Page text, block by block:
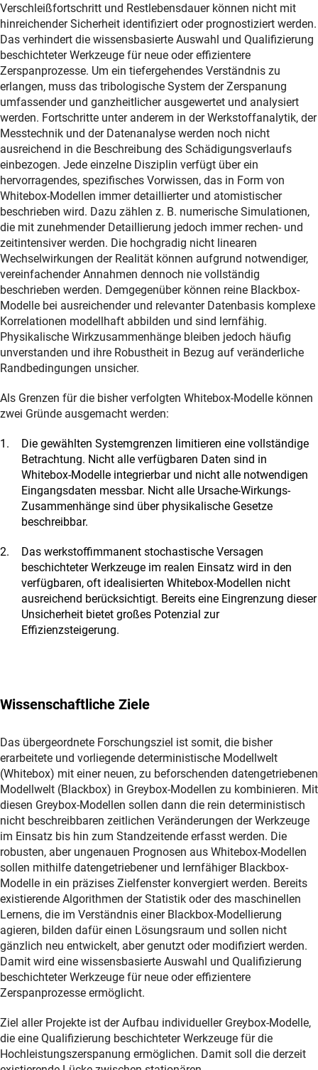
Verschleißfortschritt und Restlebensdauer können nicht mit
hinreichender Sicherheit identifiziert oder prognostiziert werden.
Das verhindert die wissensbasierte Auswahl und Qualifizierung
beschichteter Werkzeuge für neue oder effizientere
Zerspanprozesse. Um ein tiefergehendes Verständnis zu
erlangen, muss das tribologische System der Zerspanung
umfassender und ganzheitlicher ausgewertet und analysiert
werden. Fortschritte unter anderem in der Werkstoffanalytik, der
Messtechnik und der Datenanalyse werden noch nicht
ausreichend in die Beschreibung des Schädigungsverlaufs
einbezogen. Jede einzelne Disziplin verfügt über ein
hervorragendes, spezifisches Vorwissen, das in Form von
Whitebox-Modellen immer detaillierter und atomistischer
beschrieben wird. Dazu zählen z. B. numerische Simulationen,
die mit zunehmender Detaillierung jedoch immer rechen- und
zeitintensiver werden. Die hochgradig nicht linearen
Wechselwirkungen der Realität können aufgrund notwendiger,
vereinfachender Annahmen dennoch nie vollständig
beschrieben werden. Demgegenüber können reine Blackbox-
Modelle bei ausreichender und relevanter Datenbasis komplexe
Korrelationen modellhaft abbilden und sind lernfähig.
Physikalische Wirkzusammenhänge bleiben jedoch häufig
unverstanden und ihre Robustheit in Bezug auf veränderliche
Randbedingungen unsicher.
Als Grenzen für die bisher verfolgten Whitebox-Modelle können
zwei Gründe ausgemacht werden:
Die gewählten Systemgrenzen limitieren eine vollständige
Betrachtung. Nicht alle verfügbaren Daten sind in
Whitebox-Modelle integrierbar und nicht alle notwendigen
Eingangsdaten messbar. Nicht alle Ursache-Wirkungs-
Zusammenhänge sind über physikalische Gesetze
beschreibbar.
Das werkstoffimmanent stochastische Versagen
beschichteter Werkzeuge im realen Einsatz wird in den
verfügbaren, oft idealisierten Whitebox-Modellen nicht
ausreichend berücksichtigt. Bereits eine Eingrenzung dieser
Unsicherheit bietet großes Potenzial zur
Effizienzsteigerung.
Wissenschaftliche Ziele
Das übergeordnete Forschungsziel ist somit, die bisher
erarbeitete und vorliegende deterministische Modellwelt
(Whitebox) mit einer neuen, zu beforschenden datengetriebenen
Modellwelt (Blackbox) in Greybox-Modellen zu kombinieren. Mit
diesen Greybox-Modellen sollen dann die rein deterministisch
nicht beschreibbaren zeitlichen Veränderungen der Werkzeuge
im Einsatz bis hin zum Standzeitende erfasst werden. Die
robusten, aber ungenauen Prognosen aus Whitebox-Modellen
sollen mithilfe datengetriebener und lernfähiger Blackbox-
Modelle in ein präzises Zielfenster konvergiert werden. Bereits
existierende Algorithmen der Statistik oder des maschinellen
Lernens, die im Verständnis einer Blackbox-Modellierung
agieren, bilden dafür einen Lösungsraum und sollen nicht
gänzlich neu entwickelt, aber genutzt oder modifiziert werden.
Damit wird eine wissensbasierte Auswahl und Qualifizierung
beschichteter Werkzeuge für neue oder effizientere
Zerspanprozesse ermöglicht.
Ziel aller Projekte ist der Aufbau individueller Greybox-Modelle,
die eine Qualifizierung beschichteter Werkzeuge für die
Hochleistungszerspanung ermöglichen. Damit soll die derzeit